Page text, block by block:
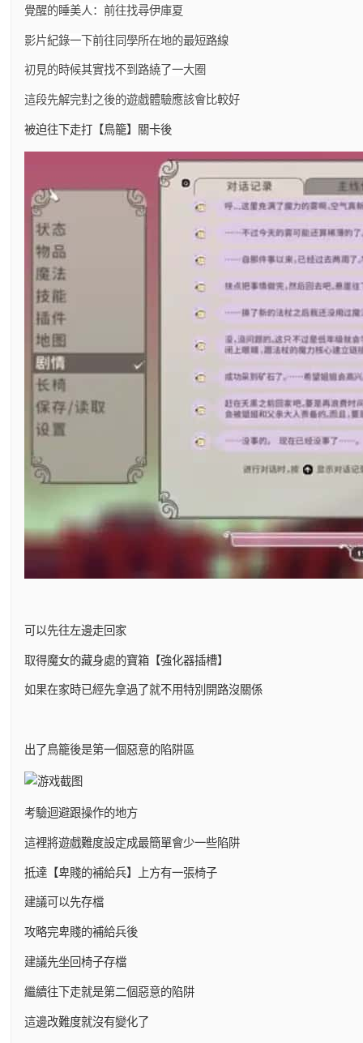
覺醒的睡美人：前往找尋伊庫夏
影片紀錄一下前往同學所在地的最短路線
初見的時候其實找不到路繞了一大圈
這段先解完對之後的遊戲體驗應該會比較好
被迫往下走打【鳥籠】關卡後
可以先往左邊走回家
取得魔女的藏身處的寶箱【強化器插槽】
如果在家時已經先拿過了就不用特別開路沒關係
出了鳥籠後是第一個惡意的陷阱區
考驗迴避跟操作的地方
這裡將遊戲難度設定成最簡單會少一些陷阱
抵達【卑賤的補給兵】上方有一張椅子
建議可以先存檔
攻略完卑賤的補給兵後
建議先坐回椅子存檔
繼續往下走就是第二個惡意的陷阱
這邊改難度就沒有變化了